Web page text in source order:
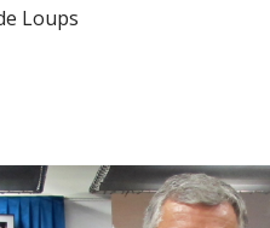
Loups